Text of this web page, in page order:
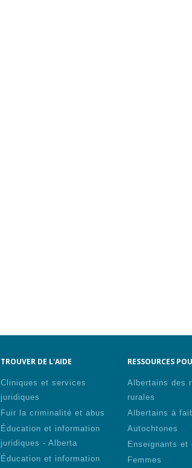
TROUVER DE L'AIDE
Cliniques et services
juridiques
Fuir la criminalité et abus
Éducation et information
juridiques - Alberta
Éducation et information
RESSOURCES
Albertains des
rurales
Albertains à
Autochtones
Enseignants et
Femmes